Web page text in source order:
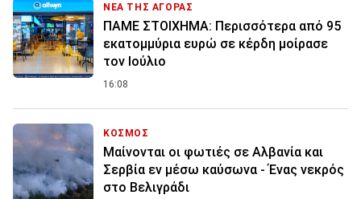
ΝΕΑ ΤΗΣ ΑΓΟΡΑΣ
ΠΑΜΕ ΣΤΟΙΧΗΜΑ: Περισσότερα από 95
εκατομμύρια ευρώ σε κέρδη μοίρασε
τον Ιούλιο
16:08
ΚΟΣΜΟΣ
Μαίνονται οι φωτιές σε Αλβανία και
Σερβία εν μέσω καύσωνα - Ένας νεκρός
στο Βελιγράδι